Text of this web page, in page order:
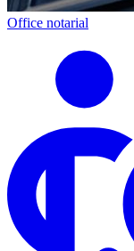
Office notarial